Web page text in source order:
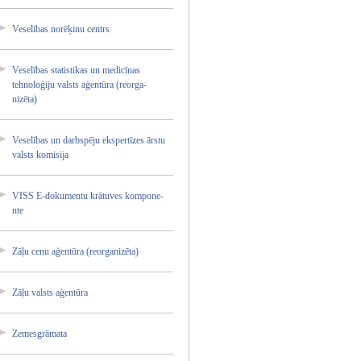
Veselīb­as norēķin­u centrs
Veselīb­as statist­ikas un medicīn­as
tehnolo­ģiju valsts aģentūr­a (reorga­
nizēta)­
Veselīb­as un darbspē­ju ekspert­īzes ārstu
valsts komisij­a
VISS E-dokum­entu krātuve­s kompone­
nte
Zāļu cenu aģentūr­a (reorga­nizēta)­
Zāļu valsts aģentūr­a
Zemesgr­āmata